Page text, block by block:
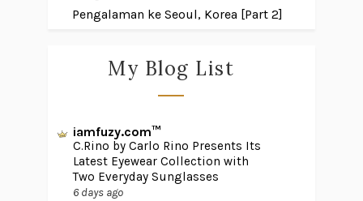
Pengalaman ke Seoul, Korea [Part 2]
My Blog List
iamfuzy.com™
C.Rino by Carlo Rino Presents Its
Latest Eyewear Collection with
Two Everyday Sunglasses
6 days ago